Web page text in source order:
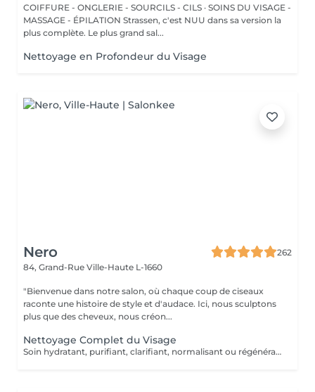
COIFFURE - ONGLERIE - SOURCILS - CILS · SOINS DU VISAGE -
MASSAGE - ÉPILATION Strassen, c'est NUU dans sa version la
plus complète. Le plus grand sal...
Nettoyage en Profondeur du Visage
Nero
262
84, Grand-Rue Ville-Haute L-1660
"Bienvenue dans notre salon, où chaque coup de ciseaux
raconte une histoire de style et d'audace. Ici, nous sculptons
plus que des cheveux, nous créon...
Nettoyage Complet du Visage
Soin hydratant, purifiant, clarifiant, normalisant ou régénérant